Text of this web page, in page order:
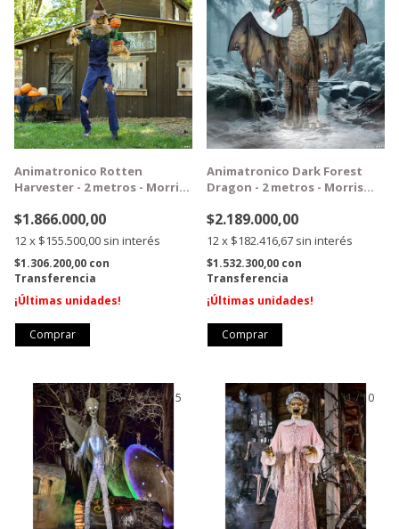
Animatronico Rotten
Harvester - 2 metros - Morris
$1.866.000,00
12x $155.500,00 sin interés
$1.306.200,00 con
Transferencia
¡Últimas unidades!
Animatronico Dark Forest
Dragon - 2 metros - Morris
$2.189.000,00
12x $182.416,67 sin interés
$1.532.300,00 con
Transferencia
¡Últimas unidades!
1/5
GRATIS 1/10
GRATIS